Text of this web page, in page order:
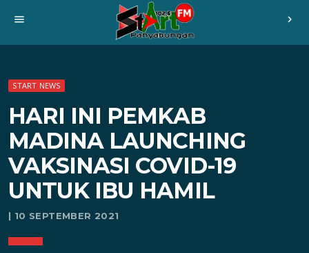
menu chevron_right
START NEWS
HARI INI PEMKAB
MADINA LAUNCHING
VAKSINASI COVID-19
UNTUK IBU HAMIL
| 10 SEPTEMBER 2021